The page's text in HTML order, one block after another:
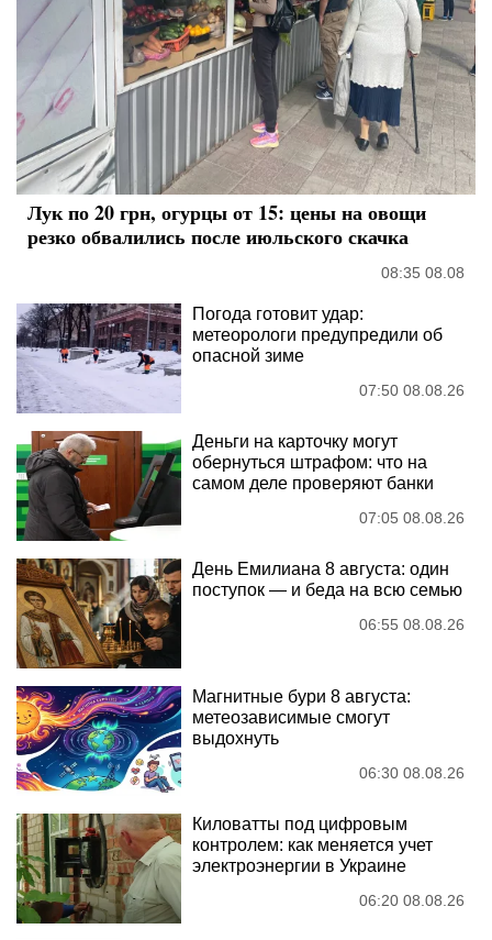
Лук по 20 грн, огурцы от 15: цены на овощи
резко обвалились после июльского скачка
08:35 08.08
Погода готовит удар:
метеорологи предупредили об
опасной зиме
07:50 08.08.26
Деньги на карточку могут
обернуться штрафом: что на
самом деле проверяют банки
07:05 08.08.26
День Емилиана 8 августа: один
поступок — и беда на всю семью
06:55 08.08.26
Магнитные бури 8 августа:
метеозависимые смогут
выдохнуть
06:30 08.08.26
Киловатты под цифровым
контролем: как меняется учет
электроэнергии в Украине
06:20 08.08.26